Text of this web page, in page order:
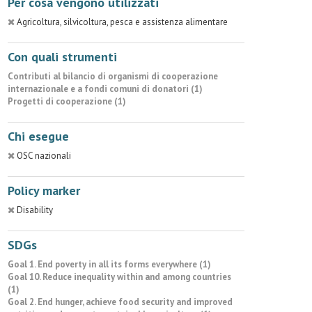
Agricoltura, silvicoltura, pesca e assistenza alimentare
Con quali strumenti
Contributi al bilancio di organismi di cooperazione
internazionale e a fondi comuni di donatori (1)
Progetti di cooperazione (1)
Chi esegue
OSC nazionali
Policy marker
Disability
SDGs
Goal 1. End poverty in all its forms everywhere (1)
Goal 10. Reduce inequality within and among countries
(1)
Goal 2. End hunger, achieve food security and improved